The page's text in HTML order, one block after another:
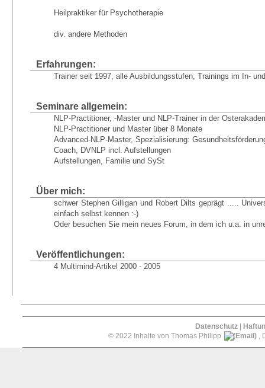
Heilpraktiker für Psychotherapie
div. andere Methoden
Erfahrungen:
Trainer seit 1997, alle Ausbildungsstufen, Trainings im In-
Seminare allgemein:
NLP-Practitioner, -Master und NLP-Trainer in der
NLP-Practitioner und Master über 8 Monate
Advanced-NLP-Master, Spezialisierung:
Coach, DVNLP incl. Aufstellungen
Aufstellungen, Familie und SySt
Über mich:
schwer Stephen Gilligan und Robert Dilts geprägt .....
einfach selbst kennen :-)
Oder besuchen Sie mein neues Forum, in dem ich u.a. in
Veröffentlichungen:
4 Multimind-Artikel 2000 - 2005
Datenschutz
© 2022 Inhalte von Thomas Philipp
,